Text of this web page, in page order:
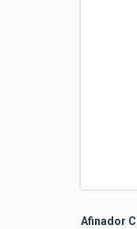
Afinador